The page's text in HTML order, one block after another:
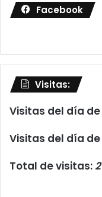
Facebook
Visitas:
Visitas del día de
Visitas del día
Total de visitas: